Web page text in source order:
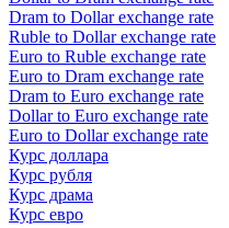
Dram to Dollar exchange rate
Ruble to Dollar exchange rate
Euro to Ruble exchange rate
Euro to Dram exchange rate
Dram to Euro exchange rate
Dollar to Euro exchange rate
Euro to Dollar exchange rate
Курс доллара
Курс рубля
Курс драма
Курс евро